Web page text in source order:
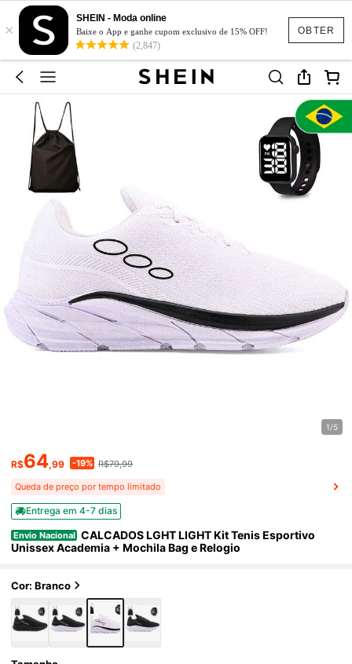
OBTER
×
SHEIN - Moda online
Baixe o App e ganhe cupom exclusivo de 15% OFF!
(2,847)
1/5
R$64,99 -19% R$79,99
Queda de preço por tempo limitado
Entrega em 4-7 dias
Envio Nacional CALCADOS LGHT LIGHT Kit Tenis Esportivo
Unissex Academia + Mochila Bag e Relogio
Cor: Branco